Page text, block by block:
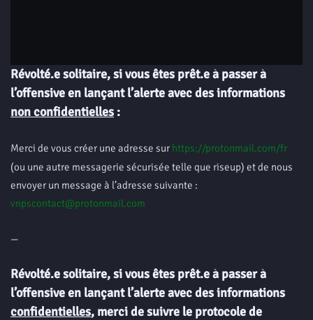
Révolté.e solitaire, si vous êtes prêt.e à passer à
l’offensive en lançant l’alerte avec des informations
non confidentielles :
Merci de vous créer une adresse sur https://protonmail.com/fr
(ou une autre messagerie sécurisée telle que riseup) et de nous
envoyer un message à l’adresse suivante :
vnpscontact@protonmail.com
—
Révolté.e solitaire, si vous êtes prêt.e à passer à
l’offensive en lançant l’alerte avec des informations
confidentielles, merci de suivre le protocole de